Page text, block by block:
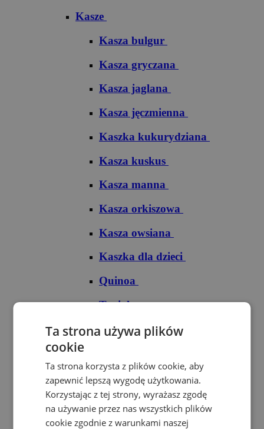
Kasze
Kasza bulgur
Kasza gryczana
Kasza jaglana
Kasza jęczmienna
Kaszka kukurydziana
Kasza kuskus
Kasza manna
Kasza orkiszowa
Kasza owsiana
Kaszka dla dzieci
Quinoa
Tapioka
Ryże
Ryż basmati
Ryż biały
Ryż brązowy
Ta strona używa plików
cookie
Ta strona korzysta z plików cookie, aby
zapewnić lepszą wygodę użytkowania.
Korzystając z tej strony, wyrażasz zgodę
na używanie przez nas wszystkich plików
cookie zgodnie z warunkami naszej